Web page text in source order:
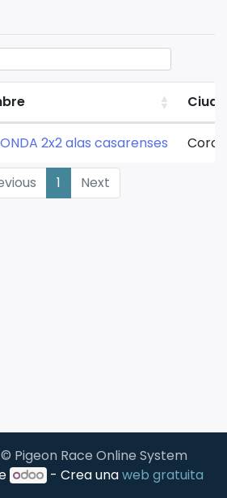
2x2 alas casarenses
1 Next
Pigeon Race Online System
- Crea unaweb gratuita